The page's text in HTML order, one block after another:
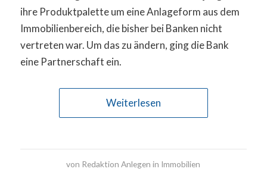
ihre Produktpalette um eine Anlageform aus dem
Immobilienbereich, die bisher bei Banken nicht
vertreten war. Um das zu ändern, ging die Bank
eine Partnerschaft ein.
Weiterlesen
von Redaktion Anlegen in Immobilien